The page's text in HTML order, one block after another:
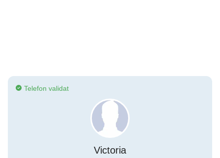
Telefon validat
Victoria